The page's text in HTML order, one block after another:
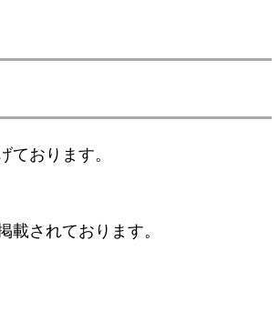
おります。
されております。